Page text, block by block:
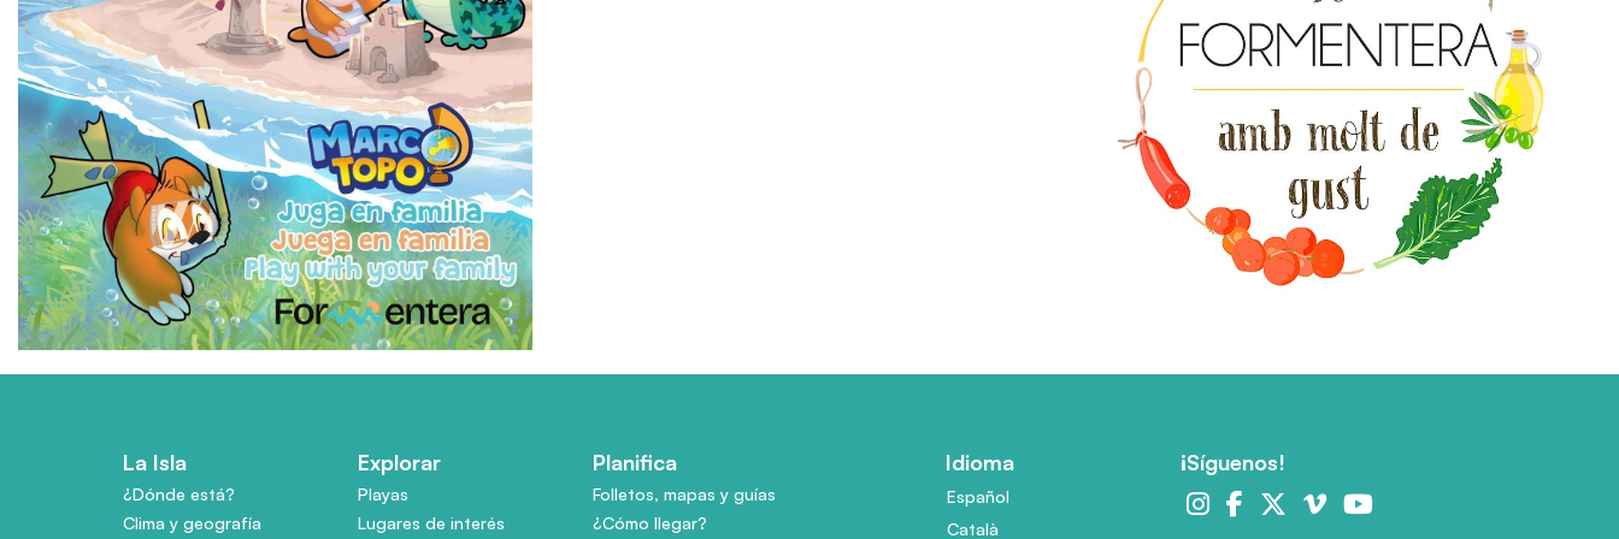
La Isla
¿Dónde está?
Clima y geografía
Explorar
Playas
Lugares de interés
Planifica
Folletos, mapas y guías
¿Cómo llegar?
Idioma
Español
Català
¡Síguenos!